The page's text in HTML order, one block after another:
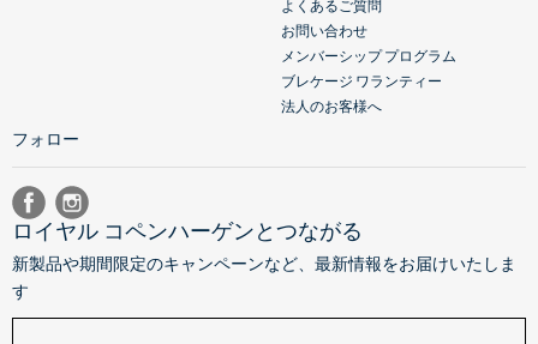
よくあるご質問
お問い合わせ
メンバーシップ プログラム
ブレケージ ワランティー
法人のお客様へ
フォロー
ロイヤル コペンハーゲンとつながる
新製品や期間限定のキャンペーンなど、最新情報をお届けいたしま
す